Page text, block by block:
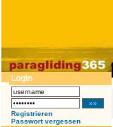
Login
Registrieren
Passwort vergessen